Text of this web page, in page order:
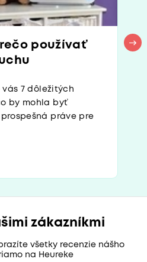
používať
vás 7 dôležitých
by mohla byť
práve pre
zákazníkmi
všetky recenzie nášho
na Heureke